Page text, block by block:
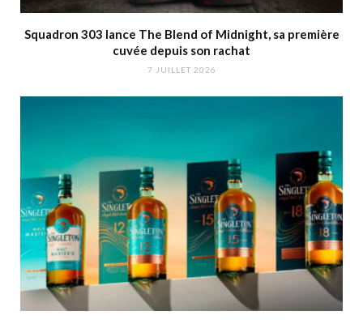
Squadron 303 lance The Blend of Midnight, sa première
cuvée depuis son rachat
7 JUILLET 2026